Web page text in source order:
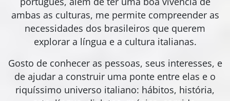
ambas as culturas, me permite compreender as
necessidades dos brasileiros que querem
explorar a língua e a cultura italianas.
Gosto de conhecer as pessoas, seus interesses, e
de ajudar a construir uma ponte entre elas e o
riquíssimo universo italiano: hábitos, história,